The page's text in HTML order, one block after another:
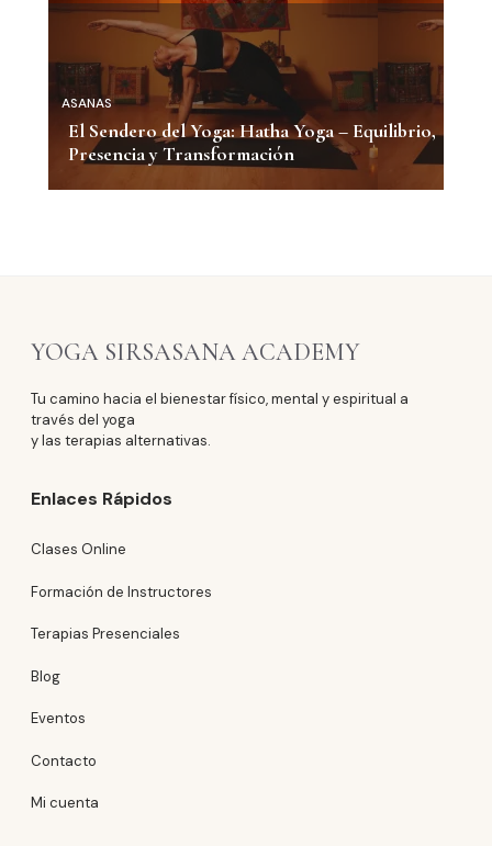
ASANAS
El Sendero del Yoga: Hatha Yoga – Equilibrio,
Presencia y Transformación
YOGA SIRSASANA ACADEMY
Tu camino hacia el bienestar físico, mental y espiritual a
través del yoga
y las terapias alternativas.
Enlaces Rápidos
Clases Online
Formación de Instructores
Terapias Presenciales
Blog
Eventos
Contacto
Mi cuenta